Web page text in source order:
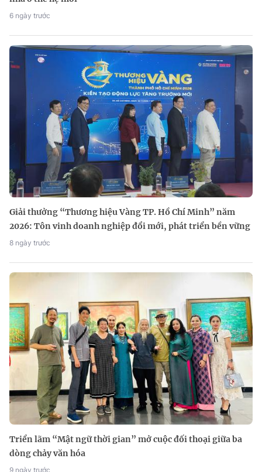
6 ngày trước
Giải thưởng “Thương hiệu Vàng TP. Hồ Chí Minh” năm
2026: Tôn vinh doanh nghiệp đổi mới, phát triển bền vững
8 ngày trước
Triển lãm “Mật ngữ thời gian” mở cuộc đối thoại giữa ba
dòng chảy văn hóa
9 ngày trước